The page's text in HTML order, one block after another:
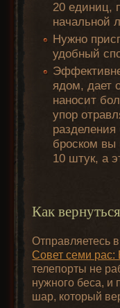
20 единиц,
начальной
Нужно
удобный
ядом, дает
наносит
упор
броском вы
10 штук, а
Как
Отправляетесь
Совет семи рас:
телепорты не
нужного беса, и
шар, который